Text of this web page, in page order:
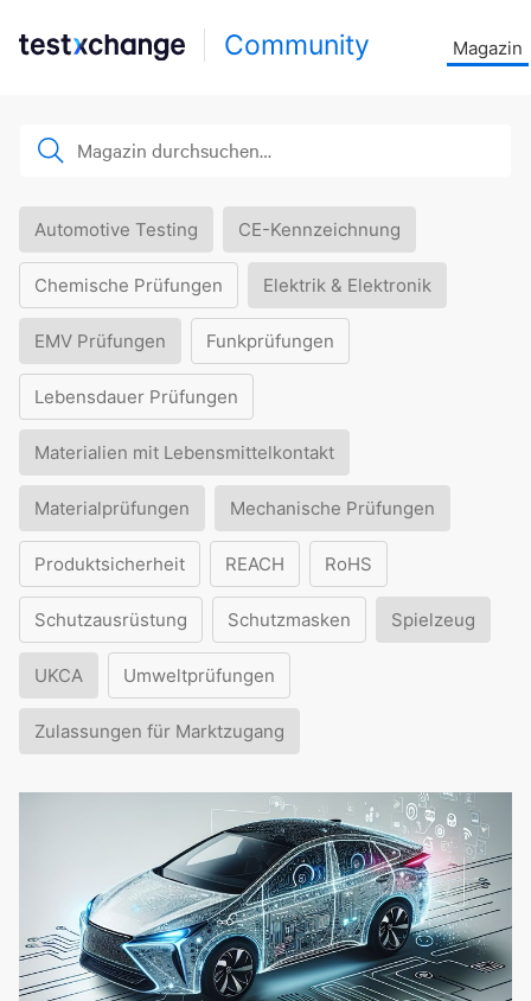
Community Magazin
Automotive Testing CE-Kennzeichnung
Chemische Prüfungen Elektrik & Elektronik
EMV Prüfungen Funkprüfungen
Lebensdauer Prüfungen
Materialien mit Lebensmittelkontakt
Materialprüfungen Mechanische Prüfungen
Produktsicherheit REACH RoHS
Schutzausrüstung Schutzmasken Spielzeug
UKCA Umweltprüfungen
Zulassungen für Marktzugang